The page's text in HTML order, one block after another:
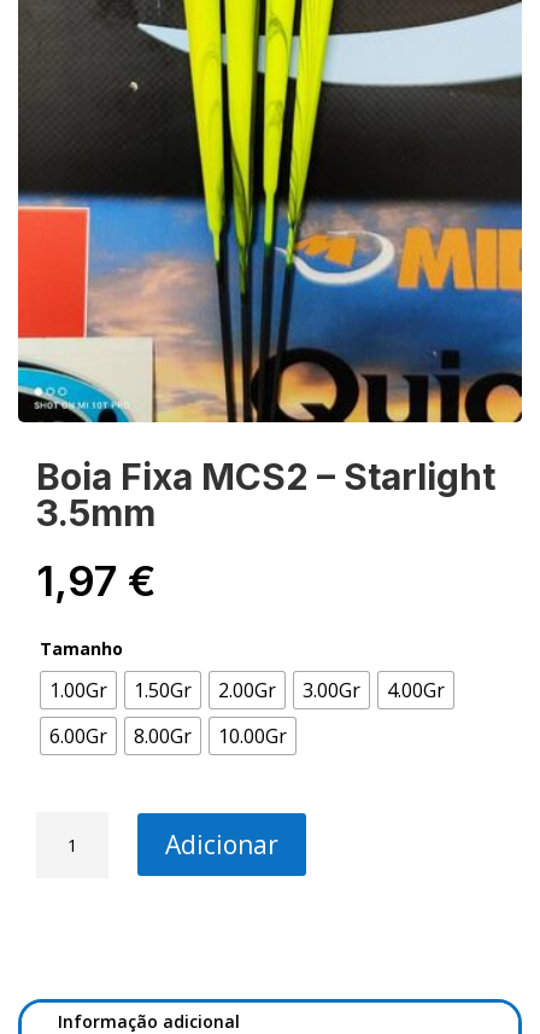
Boia Fixa MCS2 – Starlight
3.5mm
1,97 €
Tamanho
1.00Gr 1.50Gr 2.00Gr 3.00Gr
4.00Gr
6.00Gr
8.00Gr 10.00Gr
3.5mm
Adicionar
Informação adicional